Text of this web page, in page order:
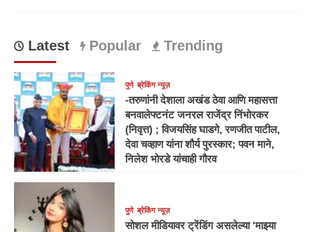
Latest Popular Trending
पुणे ब्रेकिंग न्यूज़
-तरुणांनी देशाला अखंड ठेवा आणि महासत्ता
बनवालेफ्टनंट जनरल राजेंद्र निंभोरकर
(निवृत्त) ; विजयसिंह घाडगे, रणजीत पाटील,
देवा चव्हाण यांना शौर्य पुरस्कार; पवन माने,
निलेश भोरडे यांचाही गौरव
पुणे ब्रेकिंग न्यूज़
सोशल मीडियावर ट्रेंडिंग असलेल्या ‘माझ्या